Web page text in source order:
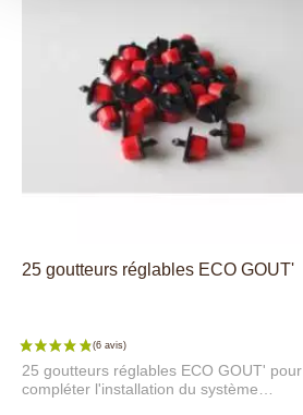
25 goutteurs réglables ECO GOUT'
25 goutteurs réglables ECO GOUT' pour
compléter l'installation du système